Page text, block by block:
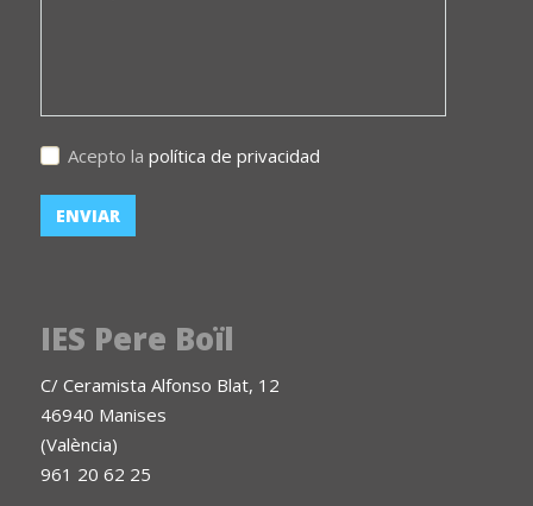
Acepto la política de privacidad
IES Pere Boïl
C/ Ceramista Alfonso Blat, 12
46940 Manises
(València)
961 20 62 25